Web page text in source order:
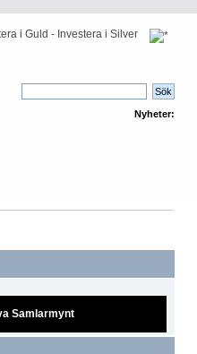
i Guld - Investera i Silver
Nyheter:
Samlarmynt